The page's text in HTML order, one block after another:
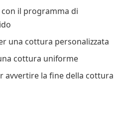
il programma di
una cottura personalizzata
cottura uniforme
avvertire la fine della cottura